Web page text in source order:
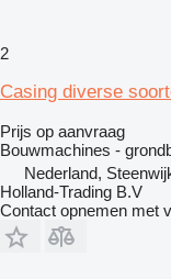
2
Casing diverse
Prijs op aanvraag
Bouwmachines -
Nederland,
Holland-Trading B.V
Contact opnemen met